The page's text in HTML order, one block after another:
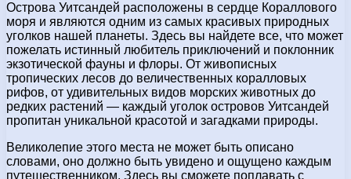
Острова Уитсандей расположены в сердце Кораллового
моря и являются одним из самых красивых природных
уголков нашей планеты. Здесь вы найдете все, что может
пожелать истинный любитель приключений и поклонник
экзотической фауны и флоры. От живописных
тропических лесов до величественных коралловых
рифов, от удивительных видов морских животных до
редких растений — каждый уголок островов Уитсандей
пропитан уникальной красотой и загадками природы.
Великолепие этого места не может быть описано
словами, оно должно быть увидено и ощущено каждым
путешественником. Здесь вы сможете поплавать с